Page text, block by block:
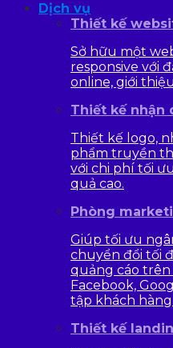
Dịch vụ
Thiết kế
Sở hữu một
responsive với
online, giới
Thiết kế nhận
Thiết kế logo,
phẩm truyền
với chi phí tối
quả cao.
Phòng
Giúp tối ưu
chuyển đổi tối
quảng cáo
Facebook,
tập khách
Thiết kế